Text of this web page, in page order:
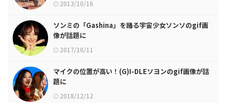
2013/10/16
ソンミの「Gashina」を踊る宇宙少女ソンソのgif画
像が話題に
2017/10/11
マイクの位置が高い！(G)I-DLEソヨンのgif画像が話
題に
2018/12/12